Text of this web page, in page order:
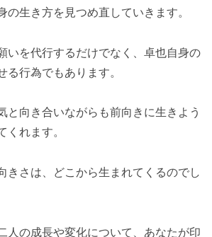
の生き方を見つめ直していきます。
いを代行するだけでなく、卓也自身の
る行為でもあります。
と向き合いながらも前向きに生きよう
くれます。
きさは、どこから生まれてくるのでし
人の成長や変化について、あなたが印